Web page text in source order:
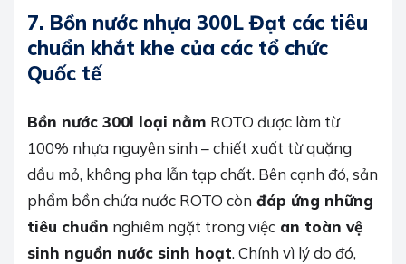
7. Bồn nước nhựa 300L Đạt các tiêu
chuẩn khắt khe của các tổ chức
Quốc tế
Bồn nước 300l loại nằm ROTO được làm từ
100% nhựa nguyên sinh – chiết xuất từ quặng
dầu mỏ, không pha lẫn tạp chất. Bên cạnh đó, sản
phẩm bồn chứa nước ROTO còn đáp ứng những
tiêu chuẩn nghiêm ngặt trong việc an toàn vệ
sinh nguồn nước sinh hoạt. Chính vì lý do đó,